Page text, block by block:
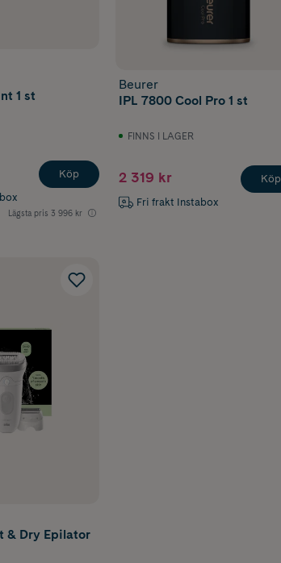
1 st
Lägsta pris 3 996 kr
Köp
Beurer
IPL 7800 Cool Pro 1 st
FINNS I LAGER
2 319 kr
Fri frakt Instabox
Köp
& Dry Epilator